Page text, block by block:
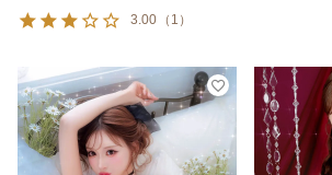
3.00 （ 1 ）